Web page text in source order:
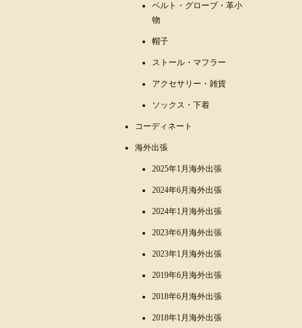
ベルト・グローブ・革小
物
帽子
ストール・マフラー
アクセサリー・雑貨
ソックス・下着
コーディネート
海外出張
2025年1月海外出張
2024年6月海外出張
2024年1月海外出張
2023年6月海外出張
2023年1月海外出張
2019年6月海外出張
2018年6月海外出張
2018年1月海外出張